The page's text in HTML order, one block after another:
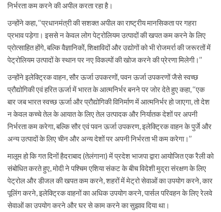
निर्भरता कम करने की अपील करता रहा है।
उन्होंने कहा, ‘‘प्रधानमंत्री की सशक्त अपील का राष्ट्रीय मानसिकता पर गहरा
प्रभाव पड़ेगा। इससे न केवल लोग पेट्रोलियम उत्पादों की खपत कम करने के लिए
प्रोत्साहित होंगे, बल्कि वैज्ञानिकों, शिक्षाविदों और उद्योगों को भी रोजमर्रा की जरूरतों में
पेट्रोलियम उत्पादों के स्थान पर नए विकल्पों की खोज करने की प्रेरणा मिलेगी।’’
उन्होंने इलेक्ट्रिक वाहन, सौर ऊर्जा उपकरणों, पवन ऊर्जा उपकरणों जैसे स्वच्छ
प्रौद्योगिकी एवं हरित ऊर्जा में भारत के आत्मनिर्भर बनने पर जोर देते हुए कहा, ‘‘एक
बार जब भारत स्वच्छ ऊर्जा और प्रौद्योगिकी विनिर्माण में आत्मनिर्भर हो जाएगा, तो देश
न केवल कच्चे तेल के आयात के लिए तेल उत्पादक और निर्यातक देशों पर अपनी
निर्भरता कम करेगा, बल्कि सौर एवं पवन ऊर्जा उपकरण, इलेक्ट्रिक वाहन के पुर्जे और
अन्य उत्पादों के लिए चीन और अन्य देशों पर अपनी निर्भरता भी कम करेगा।’’
मालूम हो कि गत दिनों हैदराबाद (तेलंगाना) में प्रदेश भाजपा द्वारा आयोजित एक रैली को
संबोधित करते हुए, मोदी ने पश्चिम एशिया संकट के बीच विदेशी मुद्रा संरक्षण के लिए
पेट्रोल और डीजल की खपत कम करने, शहरों में मेट्रो सेवाओं का उपयोग करने, कार
पूलिंग करने, इलेक्ट्रिक वाहनों का अधिक उपयोग करने, पार्सल परिवहन के लिए रेलवे
सेवाओं का उपयोग करने और घर से काम करने का सुझाव दिया था।